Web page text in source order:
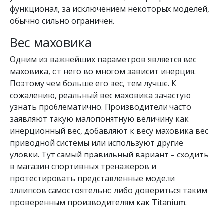
функционал, за исключением некоторых моделей,
обычно сильно ограничен.
Вес маховика
Одним из важнейших параметров является вес
маховика, от него во многом зависит инерция.
Поэтому чем больше его вес, тем лучше. К
сожалению, реальный вес маховика зачастую
узнать проблематично. Производители часто
заявляют такую малопонятную величину как
инерционный вес, добавляют к весу маховика вес
приводной системы или используют другие
уловки. Тут самый правильный вариант – сходить
в магазин спортивных тренажеров и
протестировать представленные модели
эллипсов самостоятельно либо довериться таким
проверенным производителям как Titanium.